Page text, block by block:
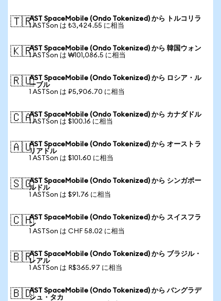
🇹🇷AST SpaceMobile (Ondo Tokenized) から トルコリラ
1 ASTSon は ₺3,424.55 に相当
🇰🇷AST SpaceMobile (Ondo Tokenized) から 韓国ウォン
1 ASTSon は ₩101,086.5 に相当
🇷🇺AST SpaceMobile (Ondo Tokenized) から ロシア・ル
ーブル
1 ASTSon は ₽5,906.70 に相当
🇨🇦AST SpaceMobile (Ondo Tokenized) から カナダドル
1 ASTSon は $100.16 に相当
🇦🇺AST SpaceMobile (Ondo Tokenized) から オーストラ
リアドル
1 ASTSon は $101.60 に相当
🇸🇬AST SpaceMobile (Ondo Tokenized) から シンガポー
ルドル
1 ASTSon は $91.76 に相当
🇨🇭AST SpaceMobile (Ondo Tokenized) から スイスフラ
ン
1 ASTSon は CHF 58.02 に相当
🇧🇷AST SpaceMobile (Ondo Tokenized) から ブラジル・
レアル
1 ASTSon は R$365.97 に相当
🇧🇩AST SpaceMobile (Ondo Tokenized) から バングラデ
シュ・タカ